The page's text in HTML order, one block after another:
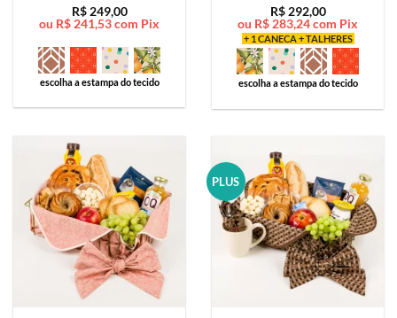
Avaliação5
de 5
R$249,00
ou R$ 241,53com Pix
escolha a estampa do tecido
Avaliação5
de 5
R$292,00
ou R$ 283,24com Pix
+ 1 CANECA + TALHERES
escolha a estampa do tecido
PLUS